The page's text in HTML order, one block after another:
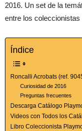
2016. Un set de la
entre los coleccionistas
Índice
Roncalli Acrobats (ref.
Curiosidad de 2016
Preguntas frecuentes
Descarga Catálogo
Videos con Todos los
Libro Coleccionista